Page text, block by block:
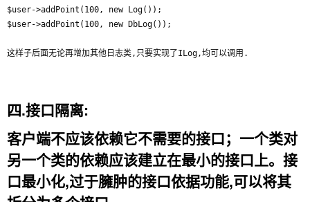
$user->addPoint(100, new Log());
$user->addPoint(100, new DbLog());
四.接口隔离:
客户端不应该依赖它不需要的接口；一个类对
另一个类的依赖应该建立在最小的接口上。接
口最小化,过于臃肿的接口依据功能,可以将其